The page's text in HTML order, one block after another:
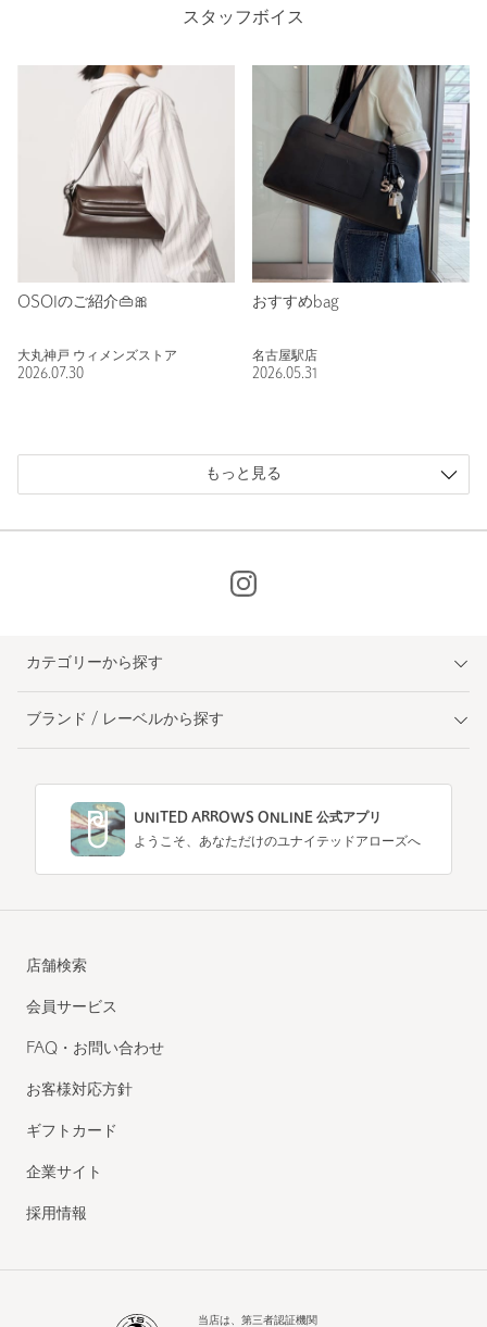
スタッフボイス
OSOIのご紹介👜🎀
大丸神戸 ウィメンズストア
2026.07.30
おすすめbag
名古屋駅店
2026.05.31
もっと見る
カテゴリーから探す
ブランド / レーベルから探す
UNITED ARROWS ONLINE 公式アプリ
ようこそ、あなただけのユナイテッドアローズへ
店舗検索
会員サービス
FAQ・お問い合わせ
お客様対応方針
ギフトカード
企業サイト
採用情報
当店は、第三者認証機関